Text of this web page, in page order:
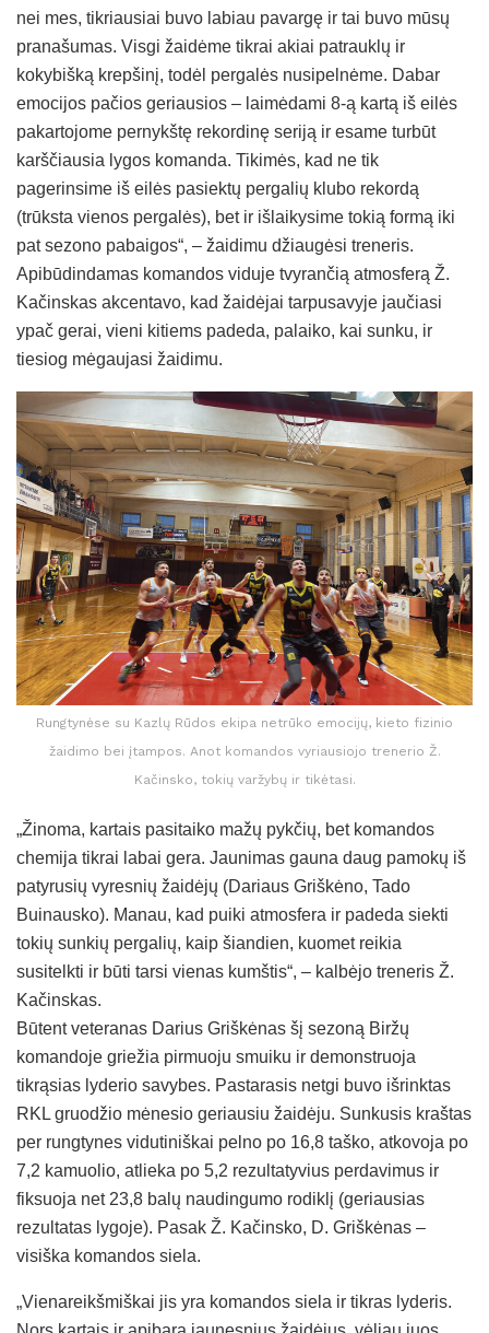
nei mes, tikriausiai buvo labiau pavargę ir tai buvo mūsų
pranašumas. Visgi žaidėme tikrai akiai patrauklų ir
kokybišką krepšinį, todėl pergalės nusipelnėme. Dabar
emocijos pačios geriausios – laimėdami 8-ą kartą iš eilės
pakartojome pernykštę rekordinę seriją ir esame turbūt
karščiausia lygos komanda. Tikimės, kad ne tik
pagerinsime iš eilės pasiektų pergalių klubo rekordą
(trūksta vienos pergalės), bet ir išlaikysime tokią formą iki
pat sezono pabaigos“, – žaidimu džiaugėsi treneris.
Apibūdindamas komandos viduje tvyrančią atmosferą Ž.
Kačinskas akcentavo, kad žaidėjai tarpusavyje jaučiasi
ypač gerai, vieni kitiems padeda, palaiko, kai sunku, ir
tiesiog mėgaujasi žaidimu.
Rungtynėse su Kazlų Rūdos ekipa netrūko emocijų, kieto fizinio
žaidimo bei įtampos. Anot komandos vyriausiojo trenerio Ž.
Kačinsko, tokių varžybų ir tikėtasi.
„Žinoma, kartais pasitaiko mažų pykčių, bet komandos
chemija tikrai labai gera. Jaunimas gauna daug pamokų iš
patyrusių vyresnių žaidėjų (Dariaus Griškėno, Tado
Buinausko). Manau, kad puiki atmosfera ir padeda siekti
tokių sunkių pergalių, kaip šiandien, kuomet reikia
susitelkti ir būti tarsi vienas kumštis“, – kalbėjo treneris Ž.
Kačinskas.
Būtent veteranas Darius Griškėnas šį sezoną Biržų
komandoje griežia pirmuoju smuiku ir demonstruoja
tikrąsias lyderio savybes. Pastarasis netgi buvo išrinktas
RKL gruodžio mėnesio geriausiu žaidėju. Sunkusis kraštas
per rungtynes vidutiniškai pelno po 16,8 taško, atkovoja po
7,2 kamuolio, atlieka po 5,2 rezultatyvius perdavimus ir
fiksuoja net 23,8 balų naudingumo rodiklį (geriausias
rezultatas lygoje). Pasak Ž. Kačinsko, D. Griškėnas –
visiška komandos siela.
„Vienareikšmiškai jis yra komandos siela ir tikras lyderis.